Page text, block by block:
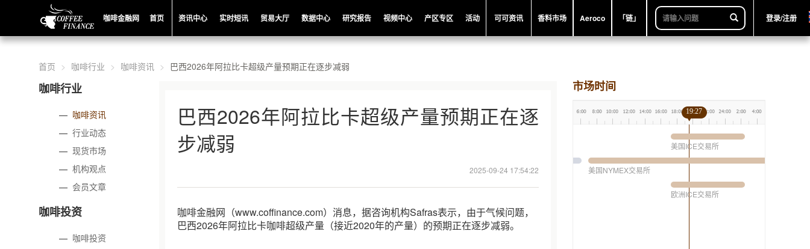
咖啡金融网 首页 资讯中心 实时短讯 贸易大厅 数据中心 研究报告 视频中心 产区专区 活动 可可资讯 香料市场 Aeroco 「链」 登录/注册
首页 咖啡行业 咖啡资讯 巴西2026年阿拉比卡超级产量预期正在逐步减弱
咖啡行业
— 咖啡资讯
—行业动态
—现货市场
—机构观点
—会员文章
咖啡投资
— 咖啡投资
巴西2026年阿拉比卡超级产量预期正在逐
步减弱
2025-09-24 17:54:22
咖啡金融网（www.coffinance.com）消息，据咨询机构Safras表示，由于气候问题，
巴西2026年阿拉比卡咖啡超级产量（接近2020年的产量）的预期正在逐步减弱。
市场时间
美国ICE交易所
美国NYMEX交易所
欧洲ICE交易所
19:27